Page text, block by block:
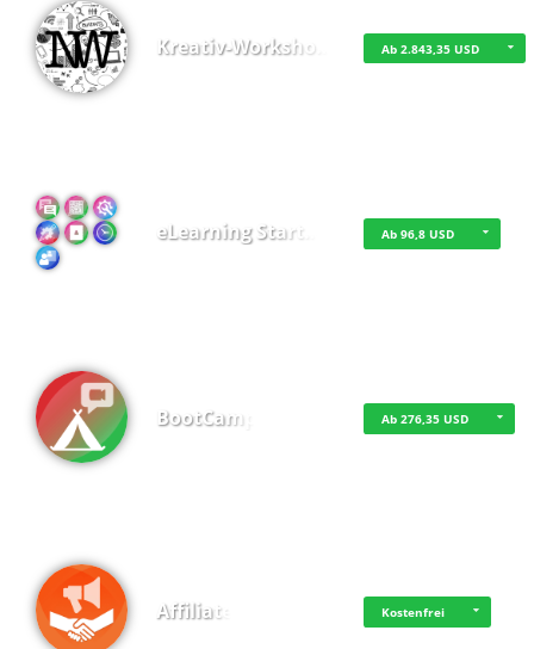
Kreativ-Worksho… Ab 2.843,35 USD
eLearning Start… Ab 96,8 USD
BootCamp Ab 276,35 USD
Affiliate Kostenfrei